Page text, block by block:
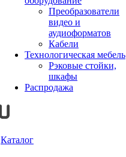
Преобразователи
видео и
аудиоформатов
Кабели
Технологическая мебель
Рэковые стойки,
шкафы
Распродажа
Каталог